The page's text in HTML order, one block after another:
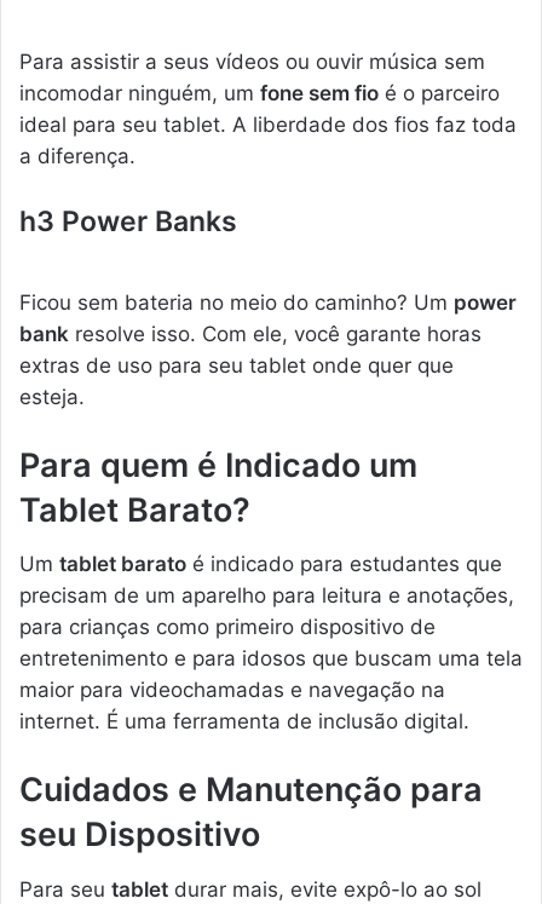
Para assistir a seus vídeos ou ouvir música sem
incomodar ninguém, um fone sem fio é o parceiro
ideal para seu tablet. A liberdade dos fios faz toda
a diferença.
h3 Power Banks
Ficou sem bateria no meio do caminho? Um power
bank resolve isso. Com ele, você garante horas
extras de uso para seu tablet onde quer que
esteja.
Para quem é Indicado um
Tablet Barato?
Um tablet barato é indicado para estudantes que
precisam de um aparelho para leitura e anotações,
para crianças como primeiro dispositivo de
entretenimento e para idosos que buscam uma tela
maior para videochamadas e navegação na
internet. É uma ferramenta de inclusão digital.
Cuidados e Manutenção para
seu Dispositivo
Para seu tablet durar mais, evite expô-lo ao sol